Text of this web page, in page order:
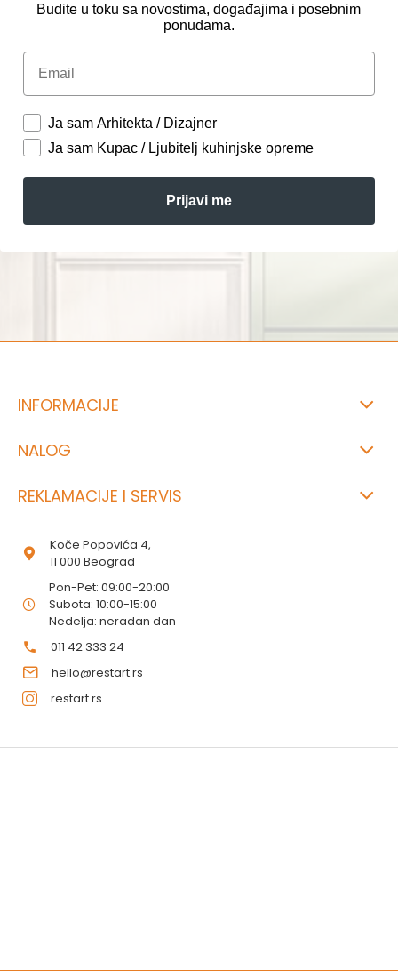
Budite u toku sa novostima, događajima i posebnim
ponudama.
Email
Ja sam Arhitekta / Dizajner
Ja sam Kupac / Ljubitelj kuhinjske opreme
Prijavi me
INFORMACIJE
NALOG
REKLAMACIJE I SERVIS
Koče Popovića 4,
11 000 Beograd
Pon-Pet: 09:00-20:00
Subota: 10:00-15:00
Nedelja: neradan dan
011 42 333 24
hello@restart.rs
restart.rs